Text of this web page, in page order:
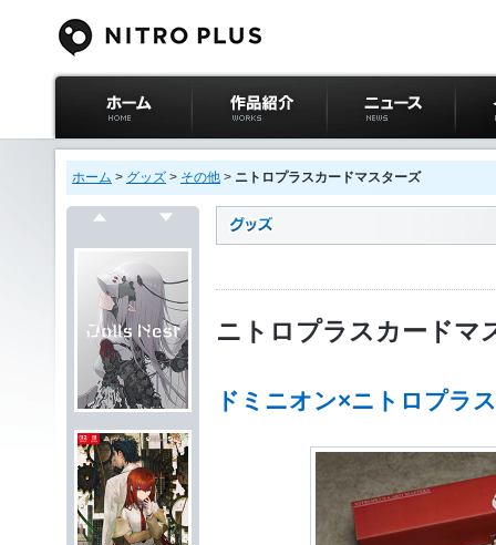
ニトロプラス公式
サイト ホーム
作品紹介 ニュース イベ
ホーム > グッズ > その他 > ニトロプラスカードマスターズ
ニトロプラスカードマ
ドミニオン×ニトロプラ